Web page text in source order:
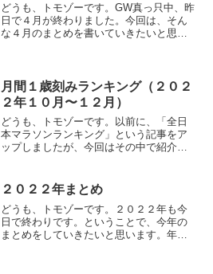
どうも、トモゾーです。GW真っ只中、昨
日で４月が終わりました。今回は、そん
な４月のまとめを書いていきたいと思い
時間：５１時間２６分...
月間１歳刻みランキング（２０２
２年１０月〜１２月）
どうも、トモゾーです。以前に、「全日
本マラソンランキング」という記事をア
ップしましたが、今回はその中で紹介し
と思います。月間１歳刻みランキングこ
ちらのランキングは１ヶ月...
２０２２年まとめ
どうも、トモゾーです。２０２２年も今
日で終わりです。ということで、今年の
まとめをしていきたいと思います。年間